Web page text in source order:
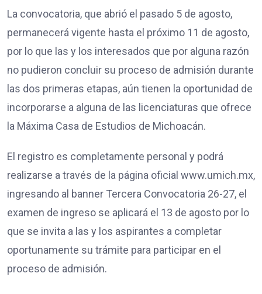
La convocatoria, que abrió el pasado 5 de agosto,
permanecerá vigente hasta el próximo 11 de agosto,
por lo que las y los interesados que por alguna razón
no pudieron concluir su proceso de admisión durante
las dos primeras etapas, aún tienen la oportunidad de
incorporarse a alguna de las licenciaturas que ofrece
la Máxima Casa de Estudios de Michoacán.
El registro es completamente personal y podrá
realizarse a través de la página oficial www.umich.mx,
ingresando al banner Tercera Convocatoria 26-27, el
examen de ingreso se aplicará el 13 de agosto por lo
que se invita a las y los aspirantes a completar
oportunamente su trámite para participar en el
proceso de admisión.